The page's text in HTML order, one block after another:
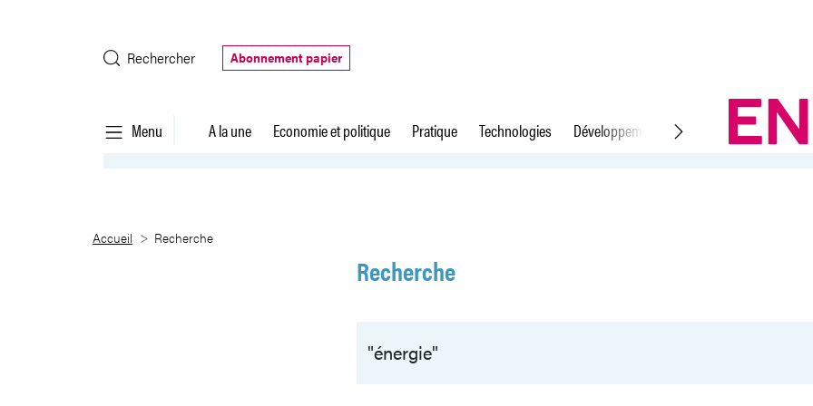
Rechercher
Abonnement papier
Menu A la une Economie et politique Pratique Technologies Développement durable Droit du travail
Recherche
Accueil Recherche
Recherche